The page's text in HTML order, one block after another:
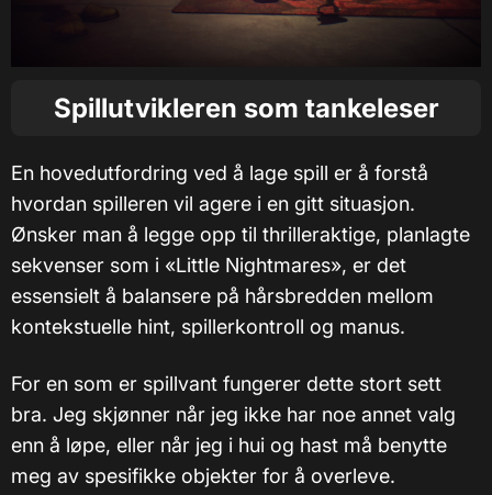
Spillutvikleren som tankeleser
En hovedutfordring ved å lage spill er å forstå
hvordan spilleren vil agere i en gitt situasjon.
Ønsker man å legge opp til thrilleraktige, planlagte
sekvenser som i «Little Nightmares», er det
essensielt å balansere på hårsbredden mellom
kontekstuelle hint, spillerkontroll og manus.
For en som er spillvant fungerer dette stort sett
bra. Jeg skjønner når jeg ikke har noe annet valg
enn å løpe, eller når jeg i hui og hast må benytte
meg av spesifikke objekter for å overleve.